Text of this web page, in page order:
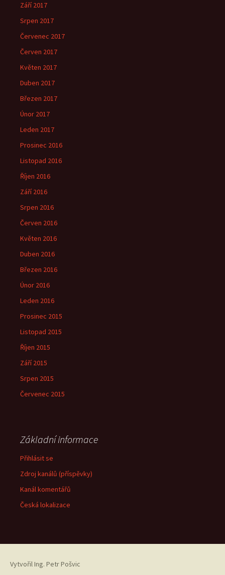
Září 2017
Srpen 2017
Červenec 2017
Červen 2017
Květen 2017
Duben 2017
Březen 2017
Únor 2017
Leden 2017
Prosinec 2016
Listopad 2016
Říjen 2016
Září 2016
Srpen 2016
Červen 2016
Květen 2016
Duben 2016
Březen 2016
Únor 2016
Leden 2016
Prosinec 2015
Listopad 2015
Říjen 2015
Září 2015
Srpen 2015
Červenec 2015
Základní informace
Přihlásit se
Zdroj kanálů (příspěvky)
Kanál komentářů
Česká lokalizace
VytvořilIng. Petr Pošvic